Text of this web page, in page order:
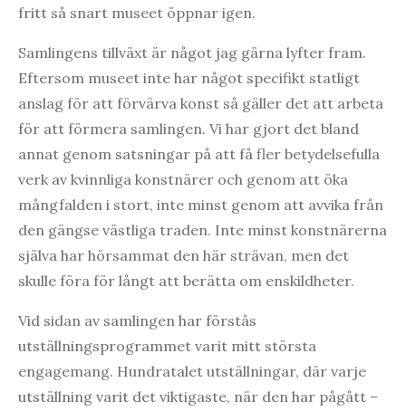
fritt så snart museet öppnar igen.
Samlingens tillväxt är något jag gärna lyfter fram.
Eftersom museet inte har något specifikt statligt
anslag för att förvärva konst så gäller det att arbeta
för att förmera samlingen. Vi har gjort det bland
annat genom satsningar på att få fler betydelsefulla
verk av kvinnliga konstnärer och genom att öka
mångfalden i stort, inte minst genom att avvika från
den gängse västliga traden. Inte minst konstnärerna
själva har hörsammat den här strävan, men det
skulle föra för långt att berätta om enskildheter.
Vid sidan av samlingen har förstås
utställningsprogrammet varit mitt största
engagemang. Hundratalet utställningar, där varje
utställning varit det viktigaste, när den har pågått –